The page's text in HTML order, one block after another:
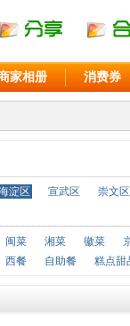
家相册 消费券
淀区 宣武区
崇文区
闽菜 湘菜 徽菜
西餐 自助餐 糕点甜